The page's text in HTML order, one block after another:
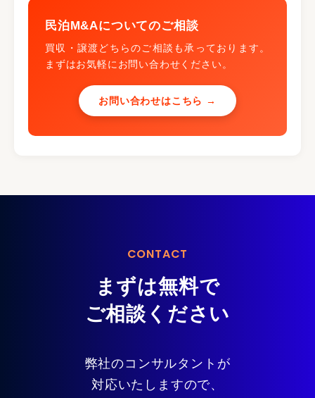
民泊M&Aについてのご相談
買収・譲渡どちらのご相談も承っております。
まずはお気軽にお問い合わせください。
お問い合わせはこちら →
CONTACT
まずは無料で
ご相談ください
弊社のコンサルタントが
対応いたしますので、